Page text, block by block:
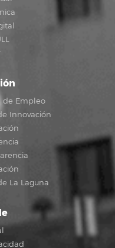
de Empleo
Innovación
La Laguna